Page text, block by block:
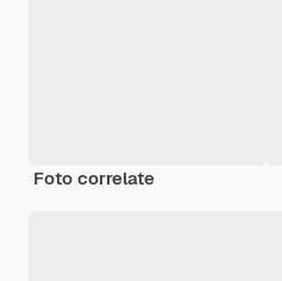
Foto correlate